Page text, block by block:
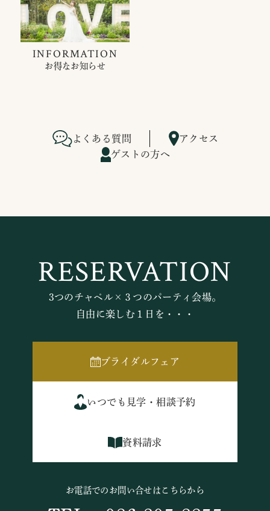
INFORMATION
お得なお知らせ
よくある質問
アクセス
ゲストの方へ
RESERVATION
3つのチャペル×３つのパーティ会場。
自由に楽しむ１日を・・・
ブライダルフェア
いつでも見学・相談予約
資料請求
お電話でのお問い合せはこちらから